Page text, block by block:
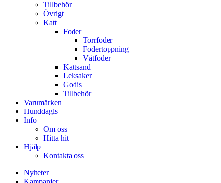
Tillbehör
Övrigt
Katt
Foder
Torrfoder
Fodertoppning
Våtfoder
Kattsand
Leksaker
Godis
Tillbehör
Varumärken
Hunddagis
Info
Om oss
Hitta hit
Hjälp
Kontakta oss
Nyheter
Kampanjer